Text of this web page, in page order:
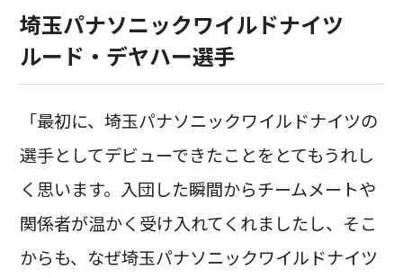
埼玉パナソニックワイルドナイツ
ルード・デヤハー選手
「最初に、埼玉パナソニックワイルドナイツの
選手としてデビューできたことをとてもうれし
く思います。入団した瞬間からチームメートや
関係者が温かく受け入れてくれましたし、そこ
からも、なぜ埼玉パナソニックワイルドナイツ